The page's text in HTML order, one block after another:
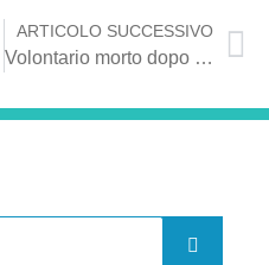
ARTICOLO SUCCESSIVO
Volontario morto dopo investimento sulla A16: il cordoglio di Mennea